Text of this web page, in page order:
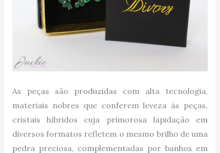
As peças são produzidas com alta tecnologia,
materiais nobres que conferem leveza às peças,
cristais híbridos cuja primorosa lapidação em
diversos formatos refletem o mesmo brilho de uma
pedra preciosa, complementadas por banhos em